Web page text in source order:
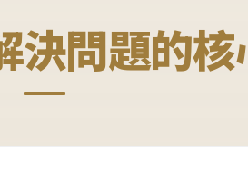
決問題的